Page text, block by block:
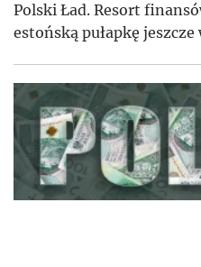
Polski Ład. Resort
estońską pułapkę